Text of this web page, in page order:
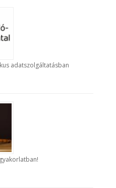
adatszolgáltatásban